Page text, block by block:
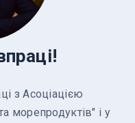
з Асоціацією
морепродуктів" і у